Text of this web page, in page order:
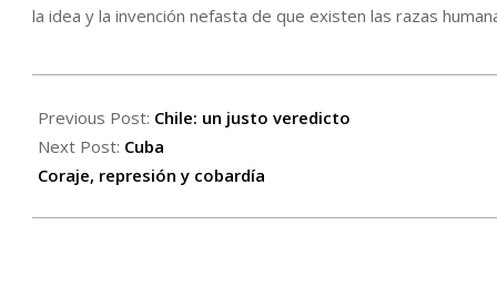
la idea y la invención nefasta de que existen las razas
11-
26
Previous Post: Chile: un justo veredicto
Next Post: Cuba
Coraje, represión y cobardía